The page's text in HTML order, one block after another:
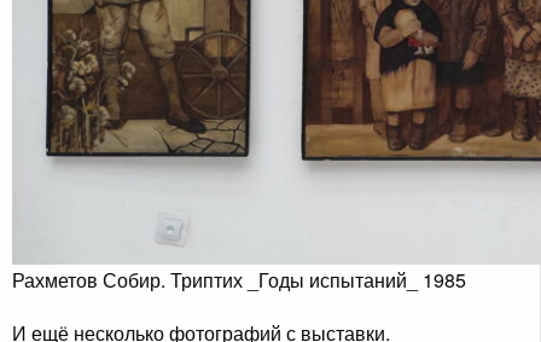
Рахметов Собир. Триптих _Годы испытаний_ 1985
И ещё несколько фотографий с выставки.